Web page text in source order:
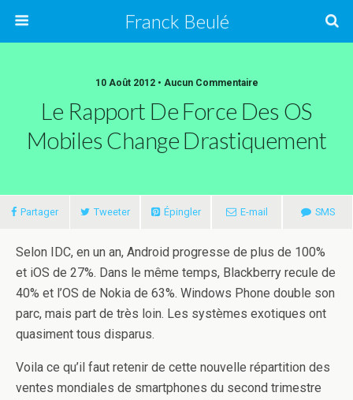
Franck Beulé
10 Août 2012 • Aucun Commentaire
Le Rapport De Force Des OS
Mobiles Change Drastiquement
Partager Tweeter Épingler E-mail SMS
Selon IDC, en un an, Android progresse de plus de 100%
et iOS de 27%. Dans le même temps, Blackberry recule de
40% et l’OS de Nokia de 63%. Windows Phone double son
parc, mais part de très loin. Les systèmes exotiques ont
quasiment tous disparus.
Voila ce qu’il faut retenir de cette nouvelle répartition des
ventes mondiales de smartphones du second trimestre